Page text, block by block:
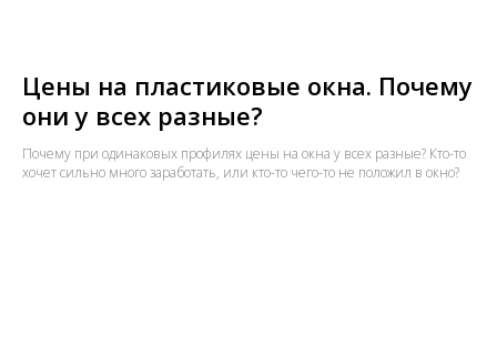
Цены на пластиковые окна. Почему
они у всех разные?
Почему при одинаковых профилях цены на окна у всех разные? Кто-то
хочет сильно много заработать, или кто-то чего-то не положил в окно?